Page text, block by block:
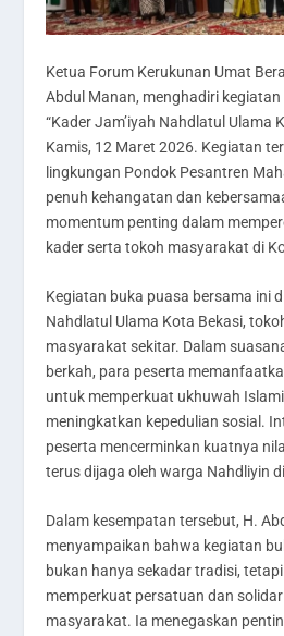
Ketua Forum Kerukunan Umat
Abdul Manan, menghadiri
“Kader Jam’iyah Nahdlatul Ulama
Kamis, 12 Maret 2026. Kegiatan
lingkungan Pondok Pesantren
penuh kehangatan dan
momentum penting dalam
kader serta tokoh masyarakat di
Kegiatan buka puasa bersama ini
Nahdlatul Ulama Kota Bekasi,
masyarakat sekitar. Dalam
berkah, para peserta
untuk memperkuat ukhuwah
meningkatkan kepedulian sosial.
peserta mencerminkan kuatnya
terus dijaga oleh warga Nahdliyin
Dalam kesempatan tersebut, H.
menyampaikan bahwa kegiatan
bukan hanya sekadar tradisi,
memperkuat persatuan dan
masyarakat. Ia menegaskan